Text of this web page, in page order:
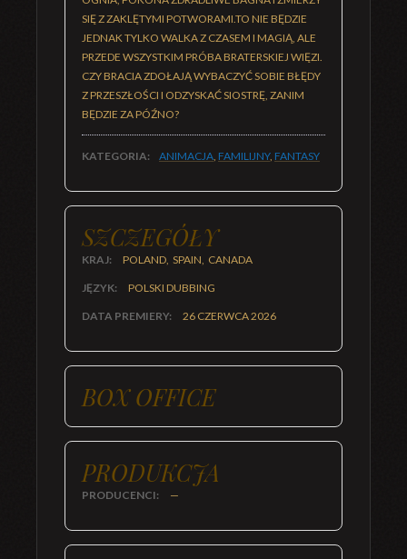
SIĘ Z ZAKLĘTYMI POTWORAMI.TO NIE BĘDZIE
JEDNAK TYLKO WALKA Z CZASEM I MAGIĄ, ALE
PRZEDE WSZYSTKIM PRÓBA BRATERSKIEJ WIĘZI.
CZY BRACIA ZDOŁAJĄ WYBACZYĆ SOBIE BŁĘDY
Z PRZESZŁOŚCI I ODZYSKAĆ SIOSTRĘ, ZANIM
BĘDZIE ZA PÓŹNO?
KATEGORIA: ANIMACJA, FAMILIJNY, FANTASY
SZCZEGÓŁY
KRAJ: POLAND, SPAIN, CANADA
JĘZYK: POLSKI DUBBING
DATA PREMIERY: 26 CZERWCA 2026
BOX OFFICE
PRODUKCJA
PRODUCENCI: —